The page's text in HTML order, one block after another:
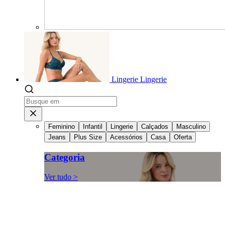
Lingerie Lingerie
Feminino Infantil Lingerie Calçados
Masculino
Jeans
Plus Size Acessórios Casa Oferta
Categoria
Ver tudo >